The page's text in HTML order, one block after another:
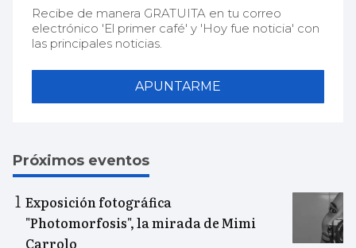
Recibe de manera GRATUITA en tu correo
electrónico 'El primer café' y 'Hoy fue noticia' con
las principales noticias.
APUNTARME
Próximos eventos
Exposición fotográfica
"Photomorfosis", la mirada de Mimi
Carrolo